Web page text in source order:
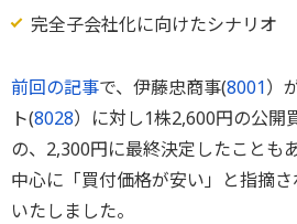
完全子会社化に向けたシナリオ
前回の記事で、伊藤忠商事(8001）
ト(8028）に対し1株2,600円の公開
の、2,300円に最終決定したことも
中心に「買付価格が安い」と指摘
いたしました。